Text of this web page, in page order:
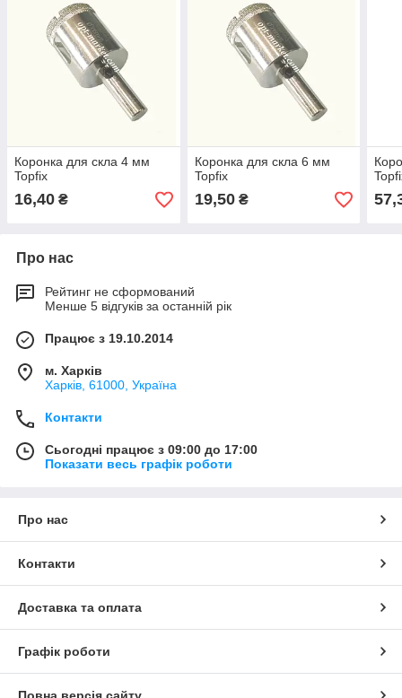
Коронка для скла 4 мм
Topfix
16,40 ₴
Коронка для скла 6 мм
Topfix
19,50₴
Про нас
Рейтинг не сформований
Менше 5 відгуків за останній рік
Працює з 19.10.2014
м. Харків
Харків, 61000, Україна
Контакти
Сьогодні працює з 09:00 до 17:00
Показати весь графік роботи
Про нас
Контакти
Доставка та оплата
Графік роботи